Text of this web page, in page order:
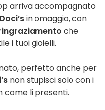
arriva accompagnato
in omaggio, con
che
i tuoi gioielli.
perfetto anche per
non stupisci solo con i
come li presenti.